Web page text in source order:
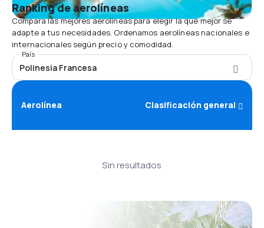
Ranking de aerolíneas
Compara las mejores aerolíneas para elegir la que mejor se
adapte a tus necesidades. Ordenamos aerolíneas nacionales e
internacionales según precio y comodidad.
País
Polinesia Francesa
Aerolínea Clasificación general
Sin resultados